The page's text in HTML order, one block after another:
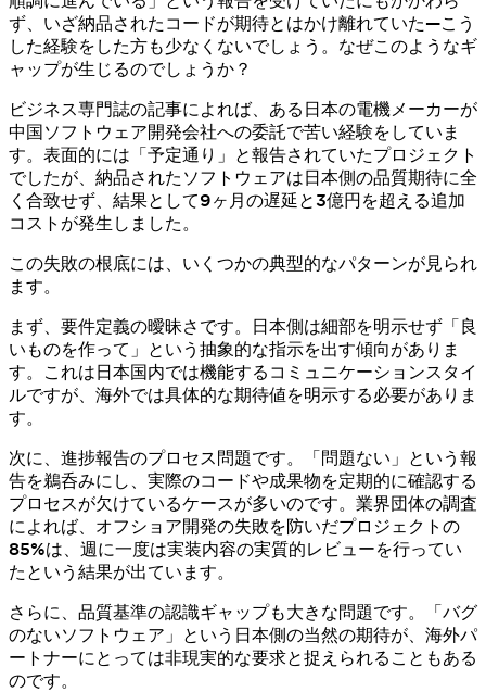
ず、いざ納品されたコードが期待とはかけ離れていた—こう
した経験をした方も少なくないでしょう。なぜこのようなギ
ャップが生じるのでしょうか？
ビジネス専門誌の記事によれば、ある日本の電機メーカーが
中国ソフトウェア開発会社への委託で苦い経験をしていま
す。表面的には「予定通り」と報告されていたプロジェクト
でしたが、納品されたソフトウェアは日本側の品質期待に全
く合致せず、結果として9ヶ月の遅延と3億円を超える追加
コストが発生しました。
この失敗の根底には、いくつかの典型的なパターンが見られ
ます。
まず、要件定義の曖昧さです。日本側は細部を明示せず「良
いものを作って」という抽象的な指示を出す傾向がありま
す。これは日本国内では機能するコミュニケーションスタイ
ルですが、海外では具体的な期待値を明示する必要がありま
す。
次に、進捗報告のプロセス問題です。「問題ない」という報
告を鵜呑みにし、実際のコードや成果物を定期的に確認する
プロセスが欠けているケースが多いのです。業界団体の調査
によれば、オフショア開発の失敗を防いだプロジェクトの
85%は、週に一度は実装内容の実質的レビューを行ってい
たという結果が出ています。
さらに、品質基準の認識ギャップも大きな問題です。「バグ
のないソフトウェア」という日本側の当然の期待が、海外パ
ートナーにとっては非現実的な要求と捉えられることもある
のです。